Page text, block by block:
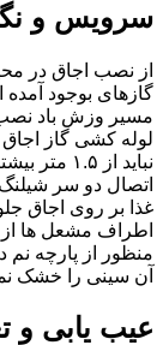
سرویس و
از نصب اجاق در
گازهای بوجود
مسیر وزش باد
لوله کشی گاز
نباید از
اتصال دو سر
غذا بر روی اجاق
اطراف مشعل ها
منظور از پارچه نم
آن سینی را خشک
عیب یابی و